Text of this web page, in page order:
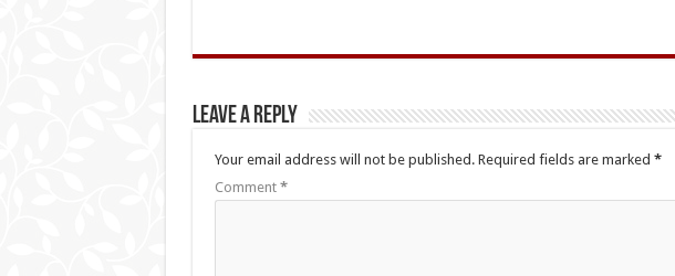
Leave a Reply
Your email address will not be published. Required fields are marked *
Comment *